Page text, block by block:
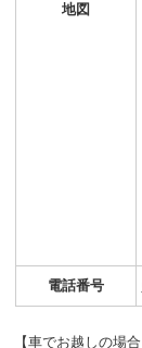
地図
電話番号
【車でお越しの場合